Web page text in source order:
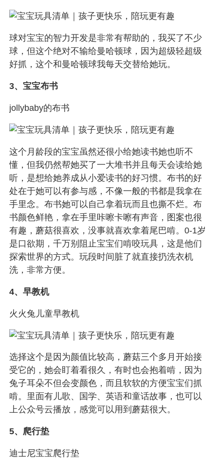
球对宝宝的智力开发是非常有帮助的，我买了不少
球，但这个绝对不输给曼哈顿球，因为超级轻超级
好抓，这个和曼哈顿球我每天交替给她玩。
3、宝宝布书
jollybaby的布书
这个月龄段的宝宝虽然还很小给她读书她也听不
懂，但我仍然帮她买了一大堆书并且每天会读给她
听，是想给她养成从小爱读书的好习惯。布书的好
处在于她可以有参与感，不像一般的书都是我拿在
手里念。布书她可以自己拿着玩而且也撕不烂。布
书颜色鲜艳，拿在手里咔嚓卡嚓有声音，图案也很
有趣，蘑菇很喜欢，没事就喜欢拿着尾巴啃。0-1岁
是口欲期，千万别阻止宝宝们啃咬玩具，这是他们
探索世界的方式。玩段时间脏了就直接扔洗衣机
洗，非常方便。
4、早教机
火火兔儿童早教机
选择这个是因为颜值比较高，蘑菇三个多月开始接
受它的，她会盯着看很久，有时也会抱着啃，因为
兔子耳朵不但会变颜色，而且软软的方便宝宝们抓
啃。里面有儿歌、国学、英语和童话故事，也可以
上公众号云播放，感觉可以用到蘑菇很大。
5、爬行垫
迪士尼宝宝爬行垫